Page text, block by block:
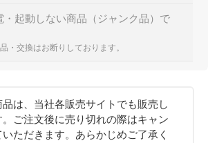
・起動しない商品（ジャンク品）で
・交換はお断りしております。
品は、当社各販売サイトでも販売し
ご注文後に売り切れの際はキャン
ただきます。あらかじめご了承く